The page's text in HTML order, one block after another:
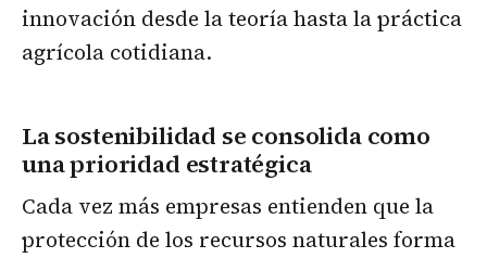
innovación desde la teoría hasta la práctica
agrícola cotidiana.
La sostenibilidad se consolida como
una prioridad estratégica
Cada vez más empresas entienden que la
protección de los recursos naturales forma